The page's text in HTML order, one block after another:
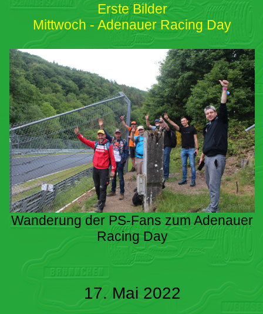
Erste Bilder
Mittwoch - Adenauer Racing Day
Wanderung der PS-Fans zum Adenauer
Racing Day
17. Mai 2022